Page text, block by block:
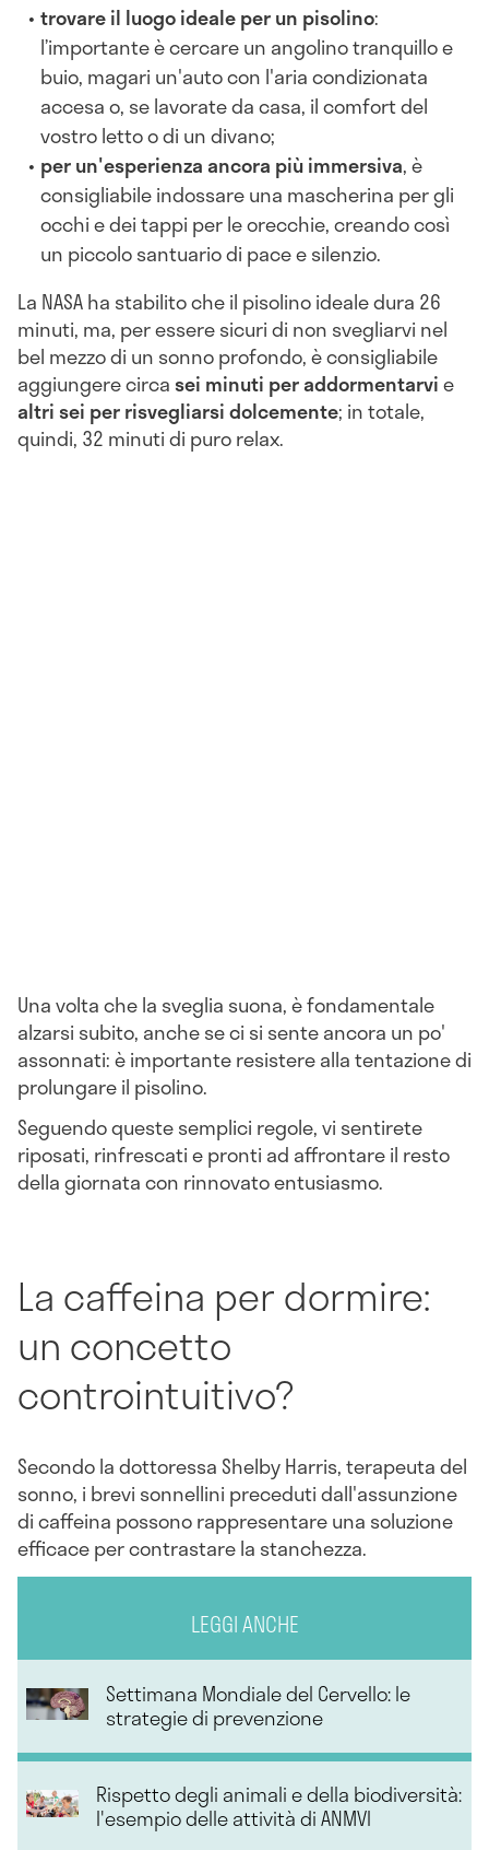
trovare il luogo ideale per un pisolino:
l’importante è cercare un angolino tranquillo e
buio, magari un'auto con l'aria condizionata
accesa o, se lavorate da casa, il comfort del
vostro letto o di un divano;
per un'esperienza ancora più immersiva, è
consigliabile indossare una mascherina per gli
occhi e dei tappi per le orecchie, creando così
un piccolo santuario di pace e silenzio.
La NASA ha stabilito che il pisolino ideale dura 26
minuti, ma, per essere sicuri di non svegliarvi nel
bel mezzo di un sonno profondo, è consigliabile
aggiungere circasei minuti per addormentarvie
altri sei per risvegliarsi dolcemente; in totale,
quindi, 32 minuti di puro relax.
Una volta che la sveglia suona, è fondamentale
alzarsi subito, anche se ci si sente ancora un po'
assonnati: è importante resistere alla tentazione di
prolungare il pisolino.
Seguendo queste semplici regole, vi sentirete
riposati, rinfrescati e pronti ad affrontare il resto
della giornata con rinnovato entusiasmo.
La caffeina per dormire:
un concetto
controintuitivo?
Secondo la dottoressa Shelby Harris, terapeuta del
sonno, i brevi sonnellini preceduti dall'assunzione
di caffeina possono rappresentare una soluzione
efficace per contrastare la stanchezza.
LEGGI ANCHE
Settimana Mondiale del Cervello: le
strategie di prevenzione
Rispetto degli animali e della biodiversità:
l'esempio delle attività di ANMVI